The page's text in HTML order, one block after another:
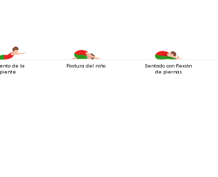
de la
Postura del niño
Sentado con flexión
de piernas